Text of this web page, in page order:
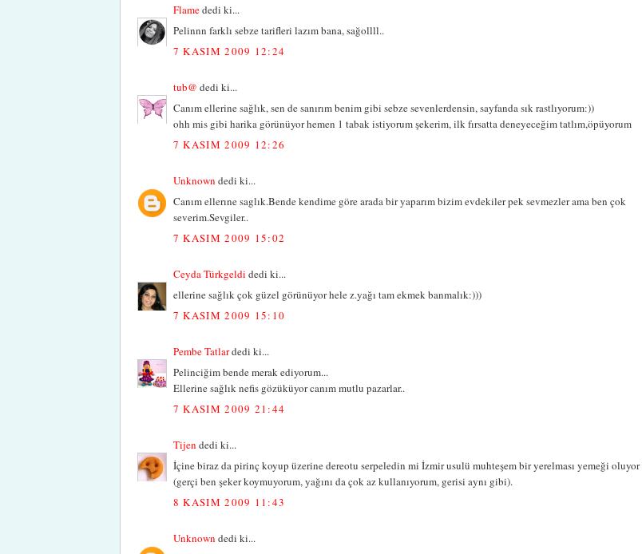
Flamededi ki...
Pelinnn farklı sebze tarifleri lazım bana, sağollll..
7 KASIM 2009 12:24
tub@ dedi ki...
Canım ellerine sağlık, sen de sanırım benim gibi sebze sevenlerdensin, sayfanda sık rastlıyorum:))
ohh mis gibi harika görünüyor hemen 1 tabak istiyorum şekerim, ilk fırsatta deneyeceğim tatlım,öpüyorum
7 KASIM 2009 12:26
Unknown dedi ki...
Canım ellerıne saglık.Bende kendime göre arada bir yaparım bizim evdekiler pek sevmezler ama ben çok
severim.Sevgiler..
7 KASIM 2009 15:02
Ceyda Türkgeldi dedi ki...
ellerine sağlık çok güzel görünüyor hele z.yağı tam ekmek banmalık:)))
7 KASIM 2009 15:10
Pembe Tatlardedi ki...
Pelinciğim bende merak ediyorum...
Ellerine sağlık nefis gözüküyor canım mutlu pazarlar..
7 KASIM 2009 21:44
Tijen dedi ki...
İçine biraz da pirinç koyup üzerine dereotu serpeledin mi İzmir usulü muhteşem bir yerelması yemeği
(gerçi ben şeker koymuyorum, yağını da çok az kullanıyorum, gerisi aynı gibi).
8 KASIM 2009 11:43
Unknown dedi ki...